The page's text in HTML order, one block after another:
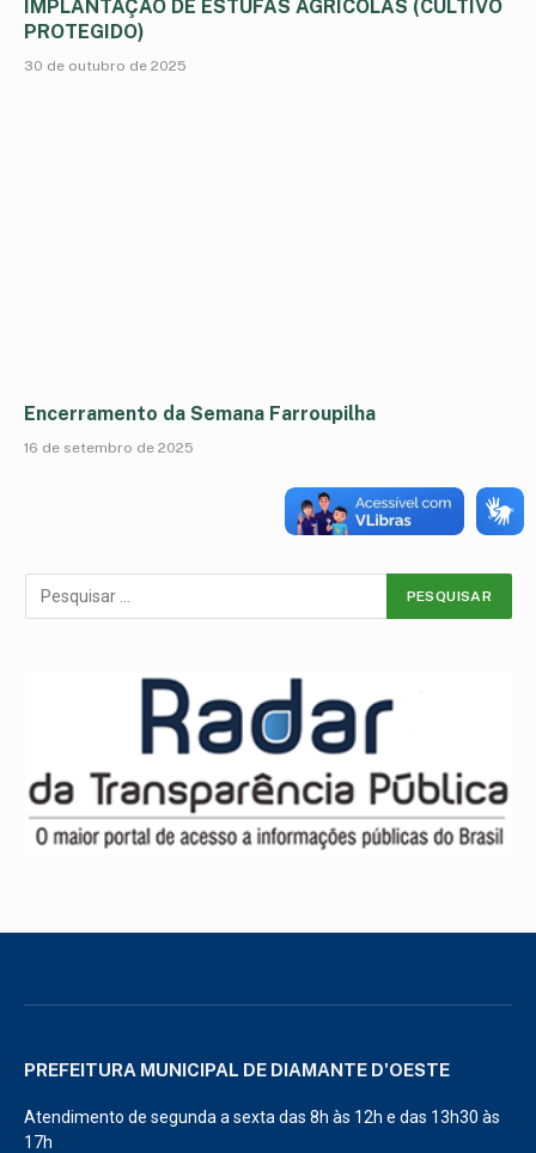
IMPLANTAÇÃO DE ESTUFAS AGRICOLAS (CULTIVO
PROTEGIDO)
30 de outubro de 2025
Encerramento da Semana Farroupilha
16 de setembro de 2025
PREFEITURA MUNICIPAL DE DIAMANTE D'OESTE
Atendimento de segunda a sexta das 8h às 12h e das 13h30 às
17h